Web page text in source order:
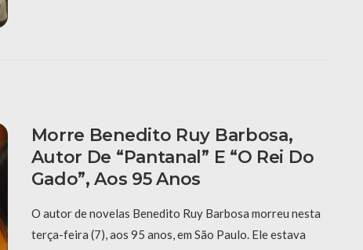
Morre Benedito Ruy Barbosa,
Autor De “Pantanal” E “O Rei Do
Gado”, Aos 95 Anos
O autor de novelas Benedito Ruy Barbosa morreu nesta
terça-feira (7), aos 95 anos, em São Paulo. Ele estava